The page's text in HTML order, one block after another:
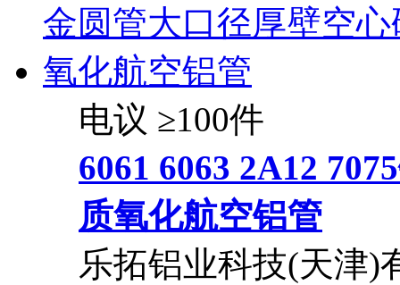
电议 ≥100件
6061 6063 2A12
质氧化航空铝管
乐拓铝业科技(天津)